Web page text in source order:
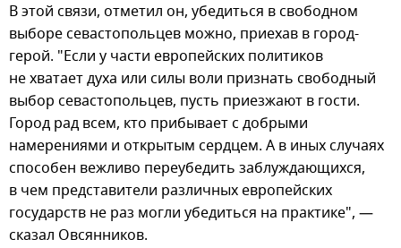
В этой связи, отметил он, убедиться в свободном
выборе севастопольцев можно, приехав в город-
герой. "Если у части европейских политиков
не хватает духа или силы воли признать свободный
выбор севастопольцев, пусть приезжают в гости.
Город рад всем, кто прибывает с добрыми
намерениями и открытым сердцем. А в иных случаях
способен вежливо переубедить заблуждающихся,
в чем представители различных европейских
государств не раз могли убедиться на практике", —
сказал Овсянников.